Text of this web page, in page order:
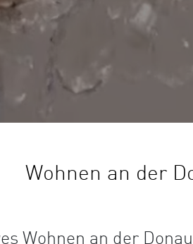
Wohnen an der
Wohnen an der